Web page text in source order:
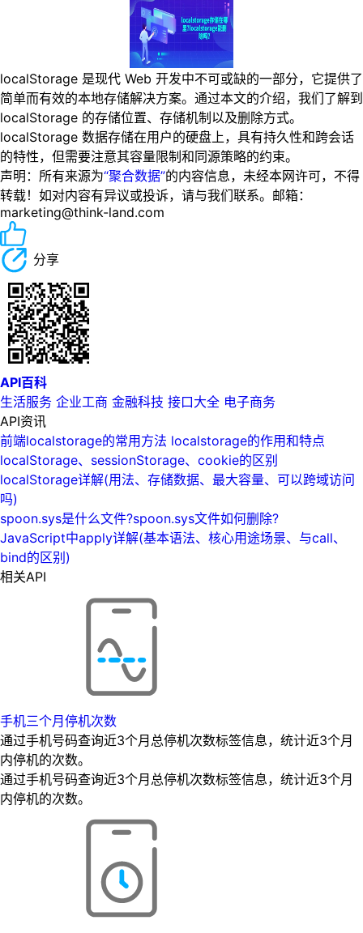
localStorage 是现代 Web 开发中不可或缺的一部分，它提供了
简单而有效的本地存储解决方案。通过本文的介绍，我们了解到
localStorage 的存储位置、存储机制以及删除方式。
localStorage 数据存储在用户的硬盘上，具有持久性和跨会话
的特性，但需要注意其容量限制和同源策略的约束。
声明：所有来源为“聚合数据”的内容信息，未经本网许可，不得
转载！如对内容有异议或投诉，请与我们联系。邮箱：
marketing@think-land.com
分享
API百科
生活服务 企业工商 金融科技 接口大全 电子商务
API资讯
前端localstorage的常用方法 localstorage的作用和特点
localStorage、sessionStorage、cookie的区别
localStorage详解(用法、存储数据、最大容量、可以跨域访问
吗)
spoon.sys是什么文件?spoon.sys文件如何删除?
JavaScript中apply详解(基本语法、核心用途场景、与call、
bind的区别)
相关API
手机三个月停机次数
通过手机号码查询近3个月总停机次数标签信息，统计近3个月
内停机的次数。
通过手机号码查询近3个月总停机次数标签信息，统计近3个月
内停机的次数。